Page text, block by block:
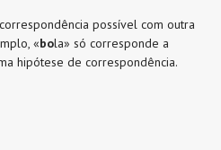
possível com outra
«bola» só corresponde a
hipótese de correspondência.